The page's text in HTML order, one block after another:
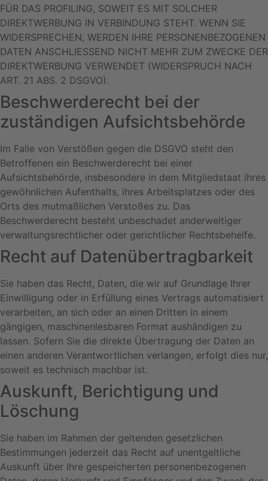
FÜR DAS PROFILING, SOWEIT ES MIT SOLCHER
DIREKTWERBUNG IN VERBINDUNG STEHT. WENN SIE
WIDERSPRECHEN, WERDEN IHRE PERSONENBEZOGENEN
DATEN ANSCHLIESSEND NICHT MEHR ZUM ZWECKE DER
DIREKTWERBUNG VERWENDET (WIDERSPRUCH NACH
ART. 21 ABS. 2 DSGVO).
Beschwerde­recht bei der
zuständigen Aufsichts­behörde
Im Falle von Verstößen gegen die DSGVO steht den
Betroffenen ein Beschwerderecht bei einer
Aufsichtsbehörde, insbesondere in dem Mitgliedstaat ihres
gewöhnlichen Aufenthalts, ihres Arbeitsplatzes oder des
Orts des mutmaßlichen Verstoßes zu. Das
Beschwerderecht besteht unbeschadet anderweitiger
verwaltungsrechtlicher oder gerichtlicher Rechtsbehelfe.
Recht auf Daten­übertrag­barkeit
Sie haben das Recht, Daten, die wir auf Grundlage Ihrer
Einwilligung oder in Erfüllung eines Vertrags automatisiert
verarbeiten, an sich oder an einen Dritten in einem
gängigen, maschinenlesbaren Format aushändigen zu
lassen. Sofern Sie die direkte Übertragung der Daten an
einen anderen Verantwortlichen verlangen, erfolgt dies nur,
soweit es technisch machbar ist.
Auskunft, Berichtigung und
Löschung
Sie haben im Rahmen der geltenden gesetzlichen
Bestimmungen jederzeit das Recht auf unentgeltliche
Auskunft über Ihre gespeicherten personenbezogenen